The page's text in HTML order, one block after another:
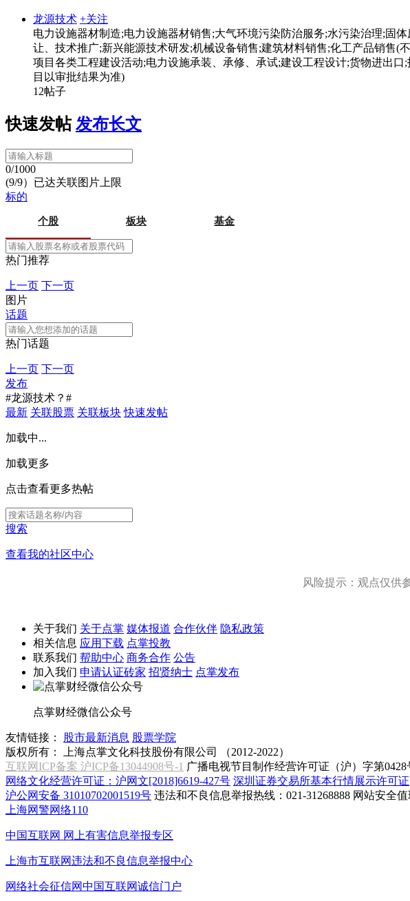
龙源技术 +关注
电力设施器材制造;电力设施器材销售;大气环境污染防治服务;水污染治理;固
让、技术推广;新兴能源技术研发;机械设备销售;建筑材料销售;化工产品销售
项目各类工程建设活动;电力设施承装、承修、承试;建设工程设计;货物进出
目以审批结果为准)
12帖子
快速发帖 发布长文
0/1000
(9/9）已达关联图片上限
标的
个股 板块 基金
热门推荐
上一页 下一页
图片
话题
热门话题
上一页 下一页
发布
#龙源技术？#
最新 关联股票 关联板块 快速发帖
加载中...
加载更多
点击查看更多热帖
搜索
查看我的社区中心
风险提示：观点仅供
关于我们 关于点掌 媒体报道 合作伙伴 隐私政策
相关信息 应用下载 点掌投教
联系我们 帮助中心 商务合作 公告
加入我们 申请认证砖家 招贤纳士 点掌发布
点掌财经微信公众号
友情链接： 股市最新消息 股票学院
版权所有：
上海点掌文化科技股份有限公司 （2012-2022）
互联网ICP备案 沪ICP备13044908号-1 广播电视节目制作经营许可证（沪）字第0428
网络文化经营许可证：沪网文[2018]6619-427号 深圳证券交易所基本行情展示许可证
沪公网安备 31010702001519号 违法和不良信息举报热线：021-31268888 网站安全值
上海网警网络110
中国互联网 网上有害信息举报专区
上海市互联网违法和不良信息举报中心
网络社会征信网中国互联网诚信门户